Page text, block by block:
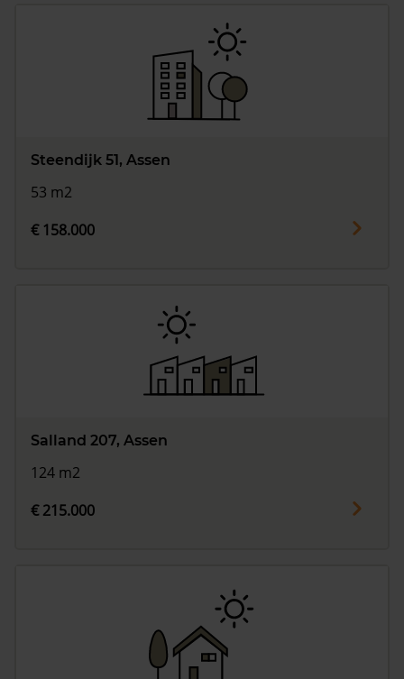
Steendijk 51, Assen
53 m2
€ 158.000
Salland 207, Assen
124 m2
€ 215.000